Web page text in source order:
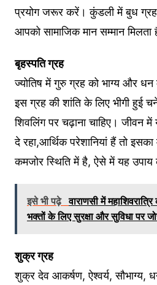
प्रयोग जरूर करें। कुंडली में बुध
आपको सामाजिक मान सम्मान मिलता
बृहस्पति ग्रह
ज्योतिष में गुरु ग्रह को भाग्य और धन
इस ग्रह की शांति के लिए भीगी हुई
शिवलिंग पर चढ़ाना चाहिए। जीवन
दे रहा,आर्थिक परेशानियां हैं तो
कमजोर स्थिति में है, ऐसे में यह उपाय
इसे भी पढ़े वाराणसी में
भक्तों के लिए सुरक्षा और सुविधा पर
शुक्र ग्रह
शुक्र देव आकर्षण, ऐश्वर्य,